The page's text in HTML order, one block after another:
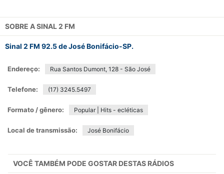
SOBRE ASINAL 2 FM
Sinal 2 FM 92.5 de José Bonifácio-SP.
Endereço: Rua Santos Dumont, 128 - São José
Telefone: (17) 3245.5497
Formato / gênero: Popular | Hits - ecléticas
Local de transmissão: José Bonifácio
VOCÊ TAMBÉM PODE GOSTAR DESTAS RÁDIOS